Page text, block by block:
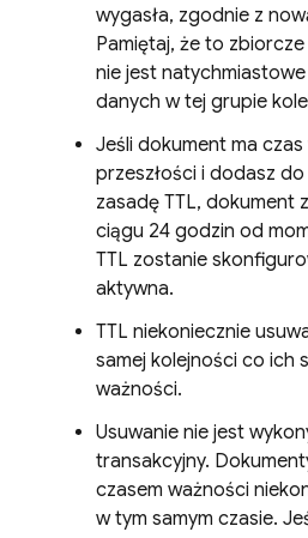
wygasła, zgodnie z
Pamiętaj, że to
nie jest
danych w tej grupie
Jeśli dokument ma
przeszłości i dodasz
zasadę TTL, dokument
ciągu 24 godzin od
TTL zostanie
aktywna.
TTL niekoniecznie
samej kolejności co ich
ważności.
Usuwanie nie jest
transakcyjny.
czasem ważności
w tym samym czasie.